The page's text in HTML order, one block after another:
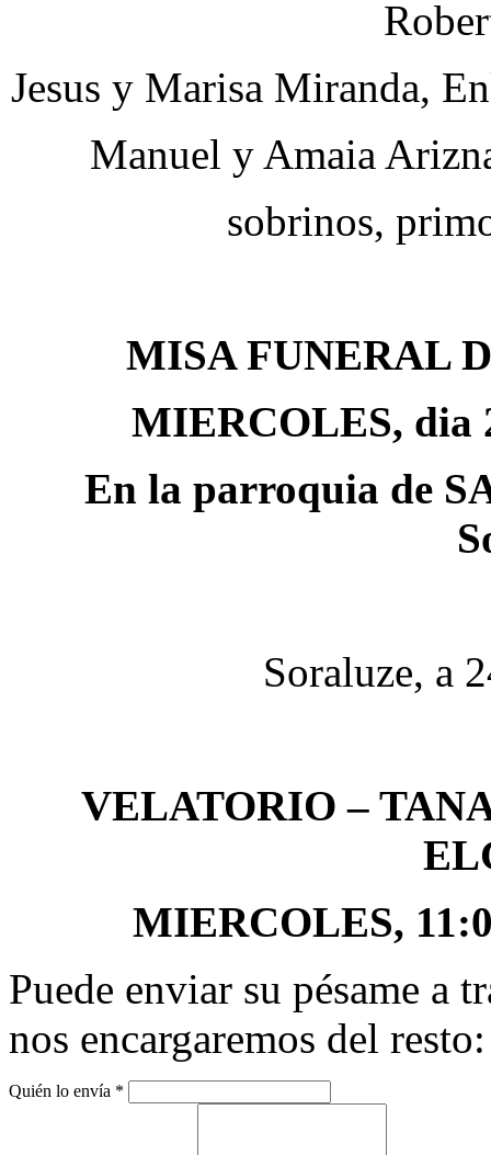
Jesus y Marisa Miranda,
Manuel y Amaia
sobrinos,
MISA FUNERAL
MIERCOLES, dia
En la parroquia de
Soraluze, a
VELATORIO –
MIERCOLES,
Puede enviar su pésame a
nos encargaremos del resto:
Quién lo envía *